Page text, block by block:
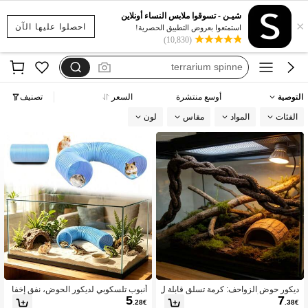
احصلوا عليها الآن ×
شيـن - تسوقوا ملابس النساء أونلاين
استمتعوا بعروض التطبيق الحصرية!
(10,830)
praying mantis sticks for in cage
terrarium spinne
tartaruga terrario
terarrium
التوصية أوسع منتشرة السعر تصنيف
الفئات المواد مقاس لون
ديكور حوض الزواحف: كرمة تسلق قابلة ل
لثني & حبل أرجوحة مع كوب شفط، مثالي
7 .38€
أنبوب تلسكوبي لديكور الحوض، نفق إخفا
ء الزواحف، أنبوب بلاستيكي قابل للثني م
5.28€